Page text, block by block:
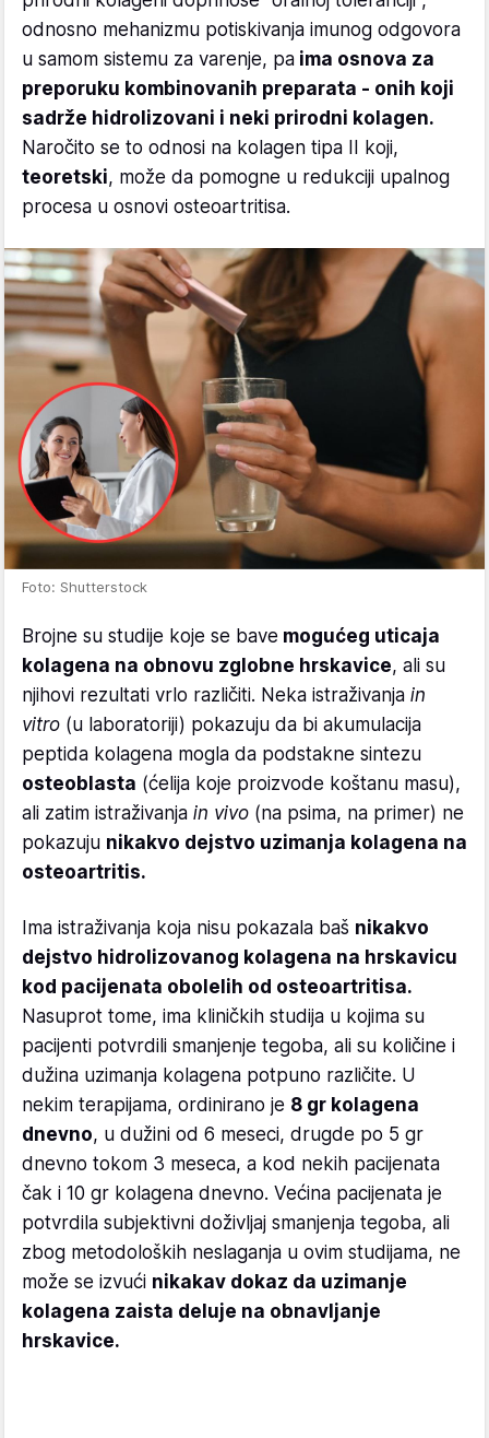
odnosno mehanizmu potiskivanja imunog odgovora
u samom sistemu za varenje, pa ima osnova za
preporuku kombinovanih preparata - onih koji
sadrže hidrolizovani i neki prirodni kolagen.
Naročito se to odnosi na kolagen tipa II koji,
teoretski, može da pomogne u redukciji upalnog
procesa u osnovi osteoartritisa.
Foto: Shutterstock
Brojne su studije koje se bave mogućeg uticaja
kolagena na obnovu zglobne hrskavice, ali su
njihovi rezultati vrlo različiti. Neka istraživanja in
vitro (u laboratoriji) pokazuju da bi akumulacija
peptida kolagena mogla da podstakne sintezu
osteoblasta (ćelija koje proizvode koštanu masu),
ali zatim istraživanja in vivo (na psima, na primer) ne
pokazuju nikakvo dejstvo uzimanja kolagena na
osteoartritis.
Ima istraživanja koja nisu pokazala baš nikakvo
dejstvo hidrolizovanog kolagena na hrskavicu
kod pacijenata obolelih od osteoartritisa.
Nasuprot tome, ima kliničkih studija u kojima su
pacijenti potvrdili smanjenje tegoba, ali su količine i
dužina uzimanja kolagena potpuno različite. U
nekim terapijama, ordinirano je 8 gr kolagena
dnevno, u dužini od 6 meseci, drugde po 5 gr
dnevno tokom 3 meseca, a kod nekih pacijenata
čak i 10 gr kolagena dnevno. Većina pacijenata je
potvrdila subjektivni doživljaj smanjenja tegoba, ali
zbog metodoloških neslaganja u ovim studijama, ne
može se izvući nikakav dokaz da uzimanje
kolagena zaista deluje na obnavljanje
hrskavice.